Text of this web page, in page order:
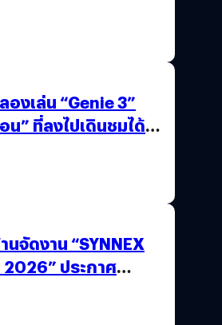
องเล่น “Genie 3”
น” ที่ลงไปเดินชมได้
นจัดงาน “SYNNEX
2026” ประกาศ
าท